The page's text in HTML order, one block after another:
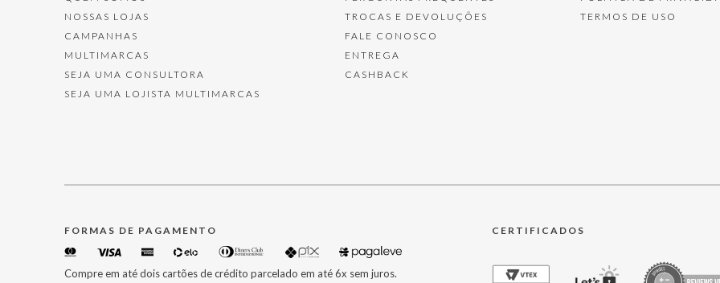
NOSSAS LOJAS
CAMPANHAS
MULTIMARCAS
SEJA UMA CONSULTORA
SEJA UMA LOJISTA MULTIMARCAS
TROCAS E DEVOLUÇÕES
FALE CONOSCO
ENTREGA
CASHBACK
TERMOS DE USO
FORMAS DE PAGAMENTO
Compre em até dois cartões de crédito parcelado em até 6x sem juros.
CERTIFICADOS